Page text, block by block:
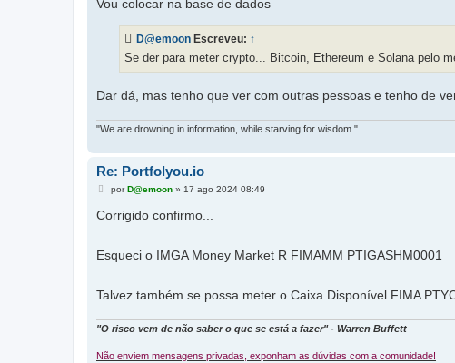
Vou colocar na base de dados
D@emoon Escreveu: ↑
Se der para meter crypto... Bitcoin, Ethereum e Solana pelo
Dar dá, mas tenho que ver com outras pessoas e tenho de
"We are drowning in information, while starving for wisdom."
Re: Portfolyou.io
M
s
e
porD@emoon» 17 ago 2024 08:49
Corrigido confirmo...
Esqueci o IMGA Money Market R FIMAMM PTIGASHM0001
Talvez também se possa meter o Caixa Disponível FIMA
"O risco vem de não saber o que se está a fazer" - Warren Buffett
Não enviem mensagens privadas, exponham as dúvidas com a comunidade!